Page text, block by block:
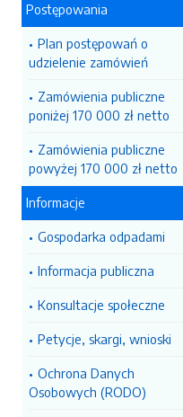
Postępowania
Plan postępowań o
udzielenie zamówień
Zamówienia publiczne
poniżej 170 000 zł netto
Zamówienia publiczne
powyżej 170 000 zł netto
Informacje
Gospodarka odpadami
Informacja publiczna
Konsultacje społeczne
Petycje, skargi, wnioski
Ochrona Danych
Osobowych (RODO)